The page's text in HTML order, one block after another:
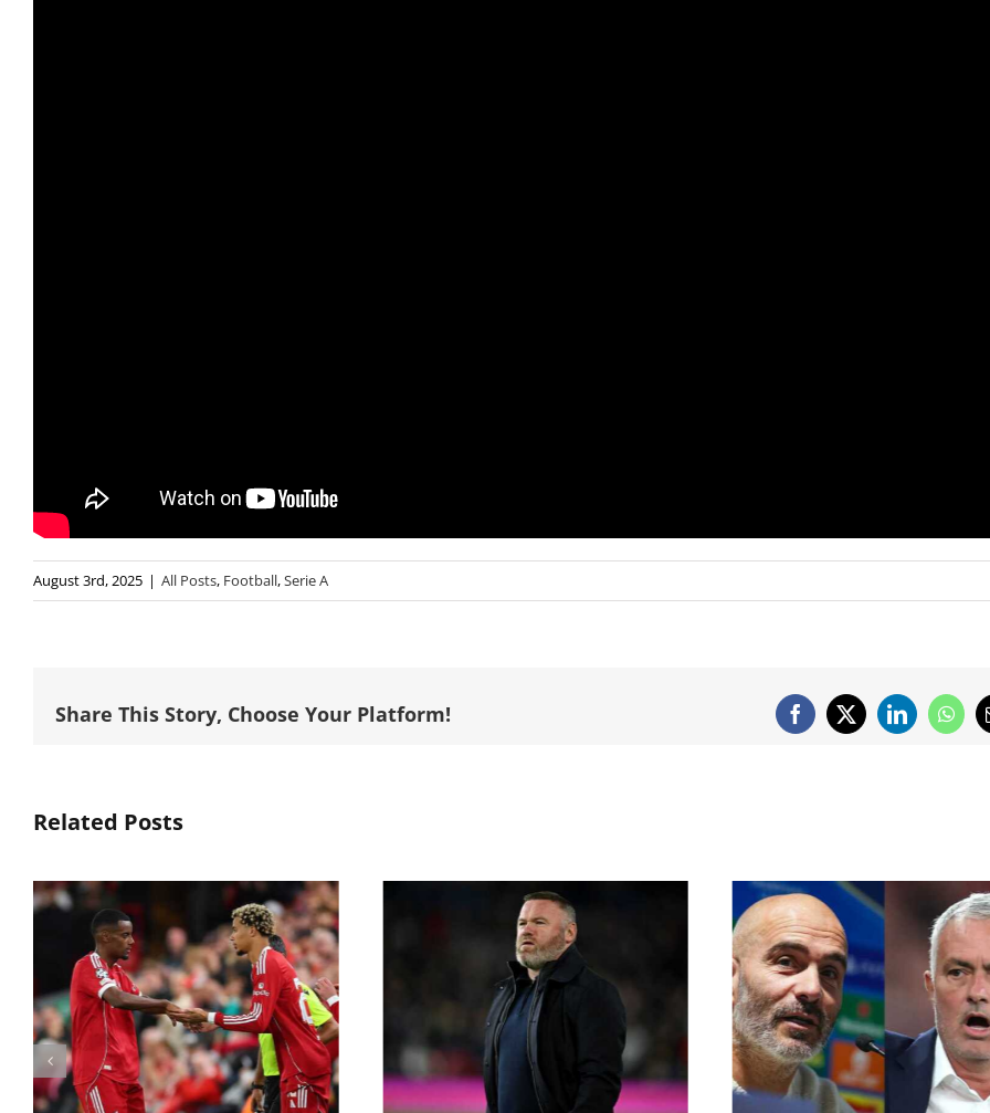
August 3rd, 2025 | All Posts, Football,Serie A
Share This Story, Choose Your Platform! Facebook
X LinkedIn
Related Posts